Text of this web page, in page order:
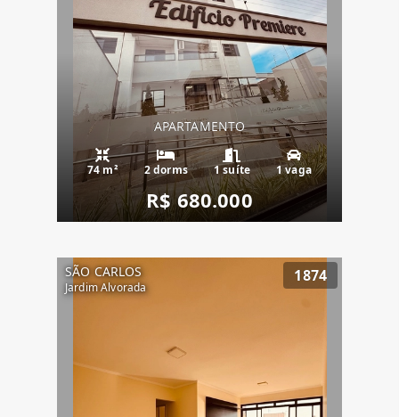
APARTAMENTO
74 m² 2 dorms 1 suíte 1 vaga
R$ 680.000
SÃO CARLOS
Jardim Alvorada
1874